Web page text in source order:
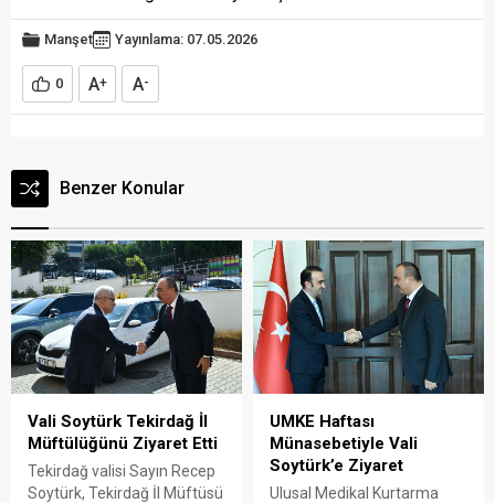
Manşet Yayınlama: 07.05.2026
0 A+ A-
Benzer Konular
Vali Soytürk Tekirdağ İl
Müftülüğünü Ziyaret Etti
Tekirdağ valisi Sayın Recep
Soytürk, Tekirdağ İl Müftüsü
UMKE Haftası
Münasebetiyle Vali
Soytürk’e Ziyaret
Ulusal Medikal Kurtarma